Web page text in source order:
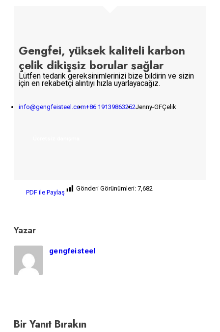
Gengfei, yüksek kaliteli karbon
çelik dikişsiz borular sağlar
Lütfen tedarik gereksinimlerinizi bize bildirin ve sizin
için en rekabetçi alıntıyı hızla uyarlayacağız.
info@gengfeisteel.com+86 19139863252Jenny-GFÇelik
PDF ile Paylaş
Gönderi Görünümleri: 7,682
Yazar
gengfeisteel
Bir Yanıt Bırakın